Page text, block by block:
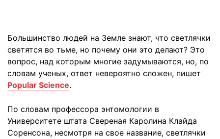
Большинство людей на Земле знают, что светлячки
светятся во тьме, но почему они это делают? Это
вопрос, над которым многие задумываются, но, по
словам ученых, ответ невероятно сложен, пишет
Popular Science.
По словам профессора энтомологии в
Университете штата Свереная Каролина Клайда
Соренсона, несмотря на свое название, светлячки